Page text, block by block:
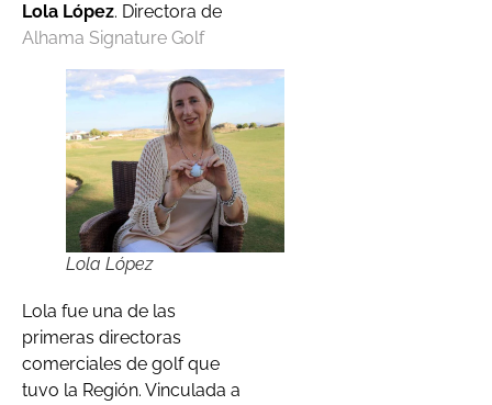
Lola López. Directora de
Alhama Signature Golf
Lola López
Lola fue una de las
primeras directoras
comerciales de golf que
tuvo la Región. Vinculada a